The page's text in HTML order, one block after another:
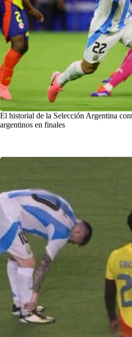
El historial de la Selección Argentina
argentinos en finales